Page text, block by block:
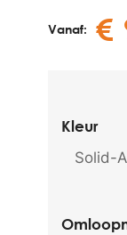
Vanaf: €
Kleur